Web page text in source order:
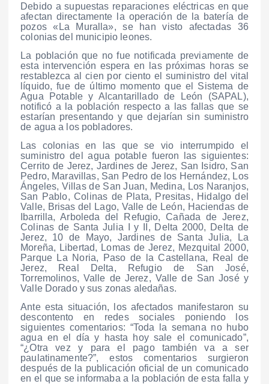
Debido a supuestas reparaciones eléctricas en que
afectan directamente la operación de la batería de
pozos «La Muralla», se han visto afectadas 36
colonias del municipio leones.
La población que no fue notificada previamente de
esta intervención espera en las próximas horas se
restablezca al cien por ciento el suministro del vital
líquido, fue de último momento que el Sistema de
Agua Potable y Alcantarillado de León (SAPAL),
notificó a la población respecto a las fallas que se
estarían presentando y que dejarían sin suministro
de agua a los pobladores.
Las colonias en las que se vio interrumpido el
suministro del agua potable fueron las siguientes:
Cerrito de Jerez, Jardines de Jerez, San Isidro, San
Pedro, Maravillas, San Pedro de los Hernández, Los
Ángeles, Villas de San Juan, Medina, Los Naranjos,
San Pablo, Colinas de Plata, Presitas, Hidalgo del
Valle, Brisas del Lago, Valle de León, Haciendas de
Ibarrilla, Arboleda del Refugio, Cañada de Jerez,
Colinas de Santa Julia I y II, Delta 2000, Delta de
Jerez, 10 de Mayo, Jardines de Santa Julia, La
Moreña, Libertad, Lomas de Jerez, Mezquital 2000,
Parque La Noria, Paso de la Castellana, Real de
Jerez, Real Delta, Refugio de San José,
Torremolinos, Valle de Jerez, Valle de San José y
Valle Dorado y sus zonas aledañas.
Ante esta situación, los afectados manifestaron su
descontento en redes sociales poniendo los
siguientes comentarios: “Toda la semana no hubo
agua en el día y hasta hoy sale el comunicado”,
“¿Otra vez y para el pago también va a ser
paulatinamente?”, estos comentarios surgieron
después de la publicación oficial de un comunicado
en el que se informaba a la población de esta falla y